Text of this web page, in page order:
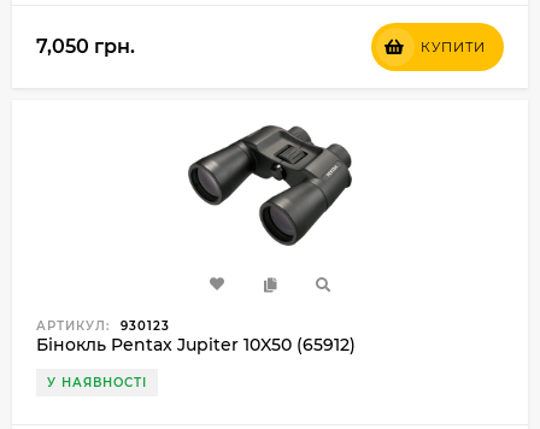
7,050 грн. КУПИТИ
АРТИКУЛ: 930123
Бінокль Pentax Jupiter 10X50 (65912)
У НАЯВНОСТІ